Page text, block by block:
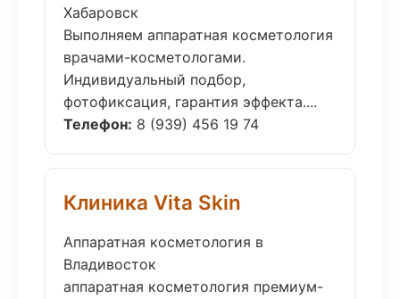
Хабаровск
Выполняем аппаратная косметология
врачами-косметологами.
Индивидуальный подбор,
фотофиксация, гарантия эффекта....
Телефон: 8 (939) 456 19 74
Клиника Vita Skin
Аппаратная косметология в
Владивосток
аппаратная косметология премиум-